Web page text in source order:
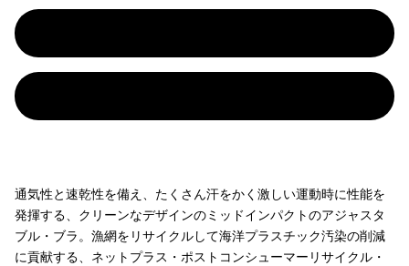
通気性と速乾性を備え、たくさん汗をかく激しい運動時に性能を
発揮する、クリーンなデザインのミッドインパクトのアジャスタ
ブル・ブラ。漁網をリサイクルして海洋プラスチック汚染の削減
に貢献する、ネットプラス・ポストコンシューマーリサイクル・